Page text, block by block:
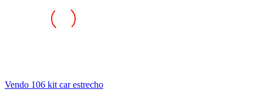
Vendo 106 kit car estrecho